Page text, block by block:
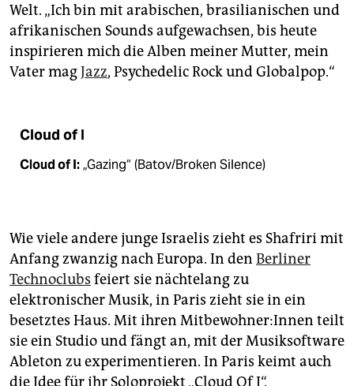
Welt. „Ich bin mit arabischen, brasilianischen und
afrikanischen Sounds aufgewachsen, bis heute
inspirieren mich die Alben meiner Mutter, mein
Vater magJazz, Psychedelic Rock und Globalpop.“
Cloud of I
Cloud of I:„Gazing“ (Batov/Broken Silence)
Wie viele andere junge Israelis zieht es Shafriri mit
Anfang zwanzig nach Europa. In den Berliner
Technoclubs feiert sie nächtelang zu
elektronischer Musik, in Paris zieht sie in ein
besetztes Haus. Mit ihren Mit­be­woh­ne­r:In­nen teilt
sie ein Studio und fängt an, mit der Musiksoftware
Ableton zu experimentieren. In Paris keimt auch
die Idee für ihr Soloprojekt „Cloud Of I“.